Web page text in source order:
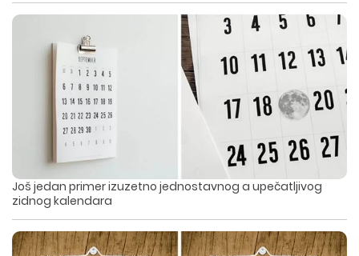
Još jedan primer izuzetno jednostavnog a upečatljivog
zidnog kalendara